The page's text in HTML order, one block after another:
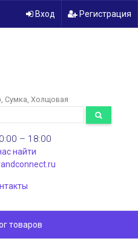
Вход Регистрация
Сумка Холщовая
– 18:00
найти
товаров